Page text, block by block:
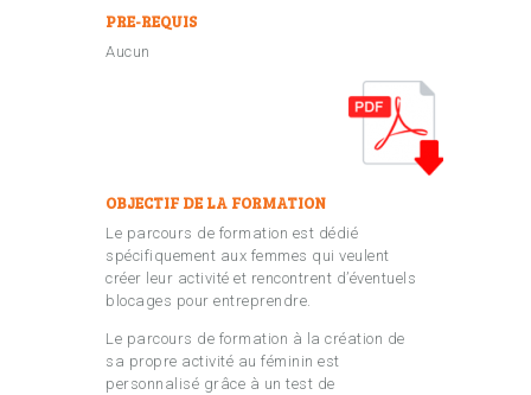
PRE-REQUIS
Aucun
OBJECTIF DE LA FORMATION
Le parcours de formation est dédié
spécifiquement aux femmes qui veulent
créer leur activité et rencontrent d’éventuels
blocages pour entreprendre.
Le parcours de formation à la création de
sa propre activité au féminin est
personnalisé grâce à un test de